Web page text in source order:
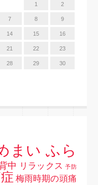
1 2
7 8 9
14 15 16
21 22 23
28 29 30
まい ふら
中 リラックス 予防
梅雨時期の頭痛